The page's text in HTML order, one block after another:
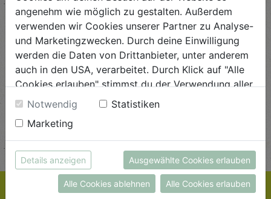
Senf Balsamico 100ml
Naturata
€ 2,09
AUF DIEEINKAUFSLISTE
angenehm wie möglich zu gestalten. Außerdem
verwenden wir Cookies unserer Partner zu Analyse-
und Marketingzwecken. Durch deine Einwilligung
werden die Daten von Drittanbieter, unter anderem
auch in den USA, verarbeitet. Durch Klick auf "Alle
Cookies erlauben" stimmst du der Verwendung aller
Cookies zu. Unter "Details anzeigen" findest du alle
Infos zu den unterschiedlichen Cookies, du kannst
auch entscheiden, welche Cookies du erlauben
möchtest.
Weitere Informationen findest du in unserer
Datenschutzerklärung
bzw. imImpressum
Notwendig
Statistiken
Marketing
Details anzeigen Ausgewählte Cookies erlauben
Alle Cookies ablehnen Alle Cookies erlauben